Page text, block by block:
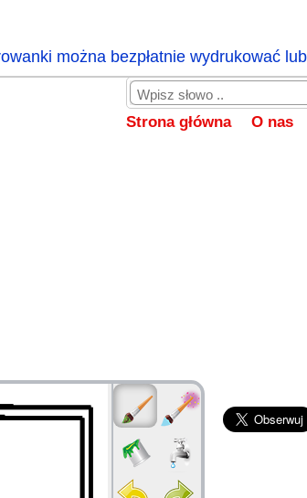
można bezpłatnie wydrukować
Strona główna O nas